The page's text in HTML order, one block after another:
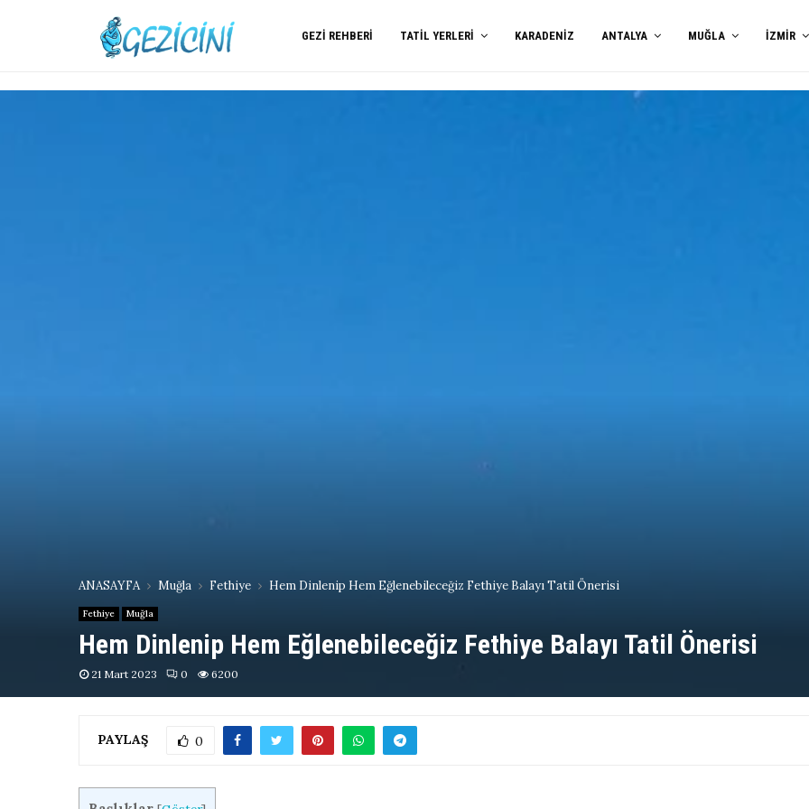
GEZI REHBERI TATIL YERLERI KARADENIZ ANTALYA MUĞLA İZMIR
ANASAYFA Muğla Fethiye Hem Dinlenip Hem Eğlenebileceğiz Fethiye Balayı Tatil Önerisi
Fethiye Muğla
Hem Dinlenip Hem Eğlenebileceğiz Fethiye Balayı Tatil Önerisi
21 Mart 2023 0 6200
PAYLAŞ 0